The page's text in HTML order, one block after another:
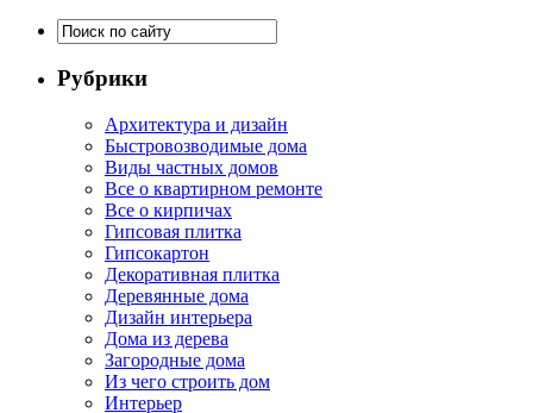
Рубрики
Архитектура и дизайн
Быстровозводимые дома
Виды частных домов
Все о квартирном ремонте
Все о кирпичах
Гипсовая плитка
Гипсокартон
Декоративная плитка
Деревянные дома
Дизайн интерьера
Дома из дерева
Загородные дома
Из чего строить дом
Интерьер